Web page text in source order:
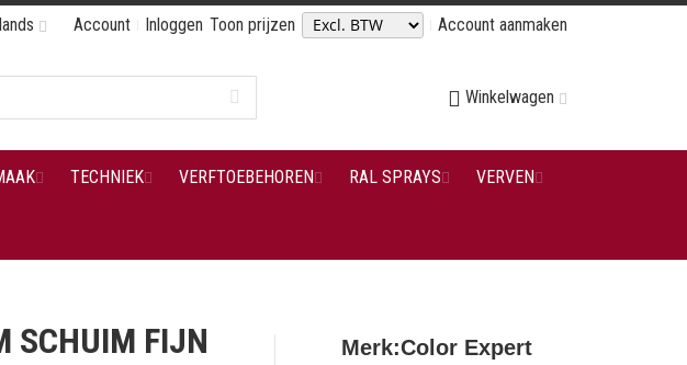
Account Inloggen Toon prijzen Account aanmaken
Winkelwagen
TECHNIEK VERFTOEBEHOREN RAL SPRAYS VERVEN
SCHUIM FIJN
Merk:Color Expert